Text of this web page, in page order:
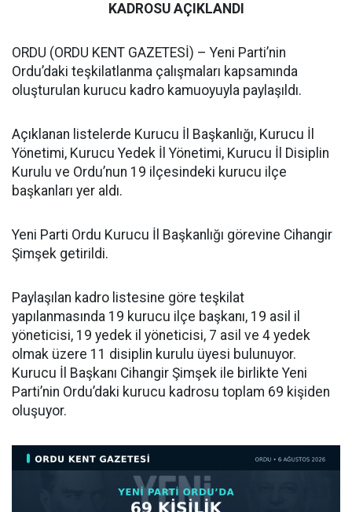
KADROSU AÇIKLANDI
ORDU (ORDU KENT GAZETESİ) – Yeni Parti’nin
Ordu’daki teşkilatlanma çalışmaları kapsamında
oluşturulan kurucu kadro kamuoyuyla paylaşıldı.
Açıklanan listelerde Kurucu İl Başkanlığı, Kurucu İl
Yönetimi, Kurucu Yedek İl Yönetimi, Kurucu İl Disiplin
Kurulu ve Ordu’nun 19 ilçesindeki kurucu ilçe
başkanları yer aldı.
Yeni Parti Ordu Kurucu İl Başkanlığı görevine Cihangir
Şimşek getirildi.
Paylaşılan kadro listesine göre teşkilat
yapılanmasında 19 kurucu ilçe başkanı, 19 asil il
yöneticisi, 19 yedek il yöneticisi, 7 asil ve 4 yedek
olmak üzere 11 disiplin kurulu üyesi bulunuyor.
Kurucu İl Başkanı Cihangir Şimşek ile birlikte Yeni
Parti’nin Ordu’daki kurucu kadrosu toplam 69 kişiden
oluşuyor.